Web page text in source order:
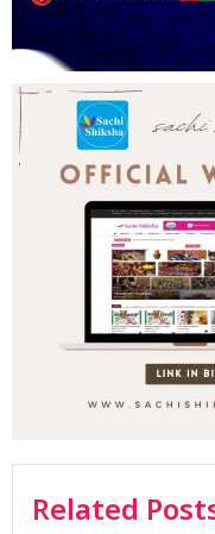
Related